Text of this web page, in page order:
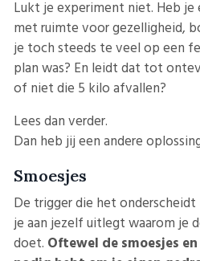
Lukt je experiment niet. Heb
met ruimte voor gezelligheid,
je toch steeds te veel op een
plan was? En leidt dat tot
of niet die 5 kilo afvallen?
Lees dan verder.
Dan heb jij een andere
Smoesjes
De trigger die het
je aan jezelf uitlegt waarom je
doet. Oftewel de smoesjes